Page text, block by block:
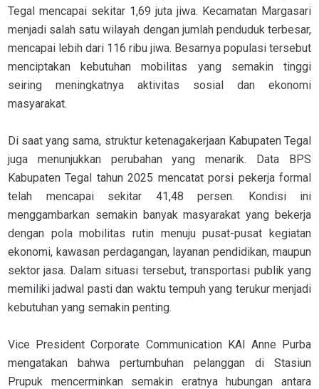
Tegal mencapai sekitar 1,69 juta jiwa. Kecamatan Margasari
menjadi salah satu wilayah dengan jumlah penduduk terbesar,
mencapai lebih dari 116 ribu jiwa. Besarnya populasi tersebut
menciptakan kebutuhan mobilitas yang semakin tinggi
seiring meningkatnya aktivitas sosial dan ekonomi
masyarakat.
Di saat yang sama, struktur ketenagakerjaan Kabupaten Tegal
juga menunjukkan perubahan yang menarik. Data BPS
Kabupaten Tegal tahun 2025 mencatat porsi pekerja formal
telah mencapai sekitar 41,48 persen. Kondisi ini
menggambarkan semakin banyak masyarakat yang bekerja
dengan pola mobilitas rutin menuju pusat-pusat kegiatan
ekonomi, kawasan perdagangan, layanan pendidikan, maupun
sektor jasa. Dalam situasi tersebut, transportasi publik yang
memiliki jadwal pasti dan waktu tempuh yang terukur menjadi
kebutuhan yang semakin penting.
Vice President Corporate Communication KAI Anne Purba
mengatakan bahwa pertumbuhan pelanggan di Stasiun
Prupuk mencerminkan semakin eratnya hubungan antara